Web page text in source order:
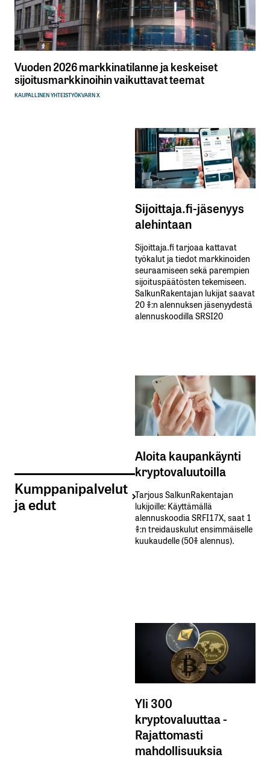
Vuoden 2026 markkinatilanne ja keskeiset
sijoitusmarkkinoihin vaikuttavat teemat
KAUPALLINEN YHTEISTYÖKVARN X
Kumppanipalvelut
ja edut
Sijoittaja.fi-jäsenyys
alehintaan
Sijoittaja.fi tarjoaa kattavat
työkalut ja tiedot markkinoiden
seuraamiseen sekä parempien
sijoituspäätösten tekemiseen.
SalkunRakentajan lukijat saavat
20 %:n alennuksen jäsenyydestä
alennuskoodilla SRSI20
Aloita kaupankäynti
kryptovaluutoilla
Tarjous SalkunRakentajan
lukijoille: Käyttämällä​ ​
alennuskoodia​ ​SRFI17X,​ ​saat​ ​1
%:n treidauskulut​ ​ensimmäiselle​ ​
kuukaudelle​ ​(50%​ ​alennus).
Yli 300
kryptovaluuttaa -
Rajattomasti
mahdollisuuksia